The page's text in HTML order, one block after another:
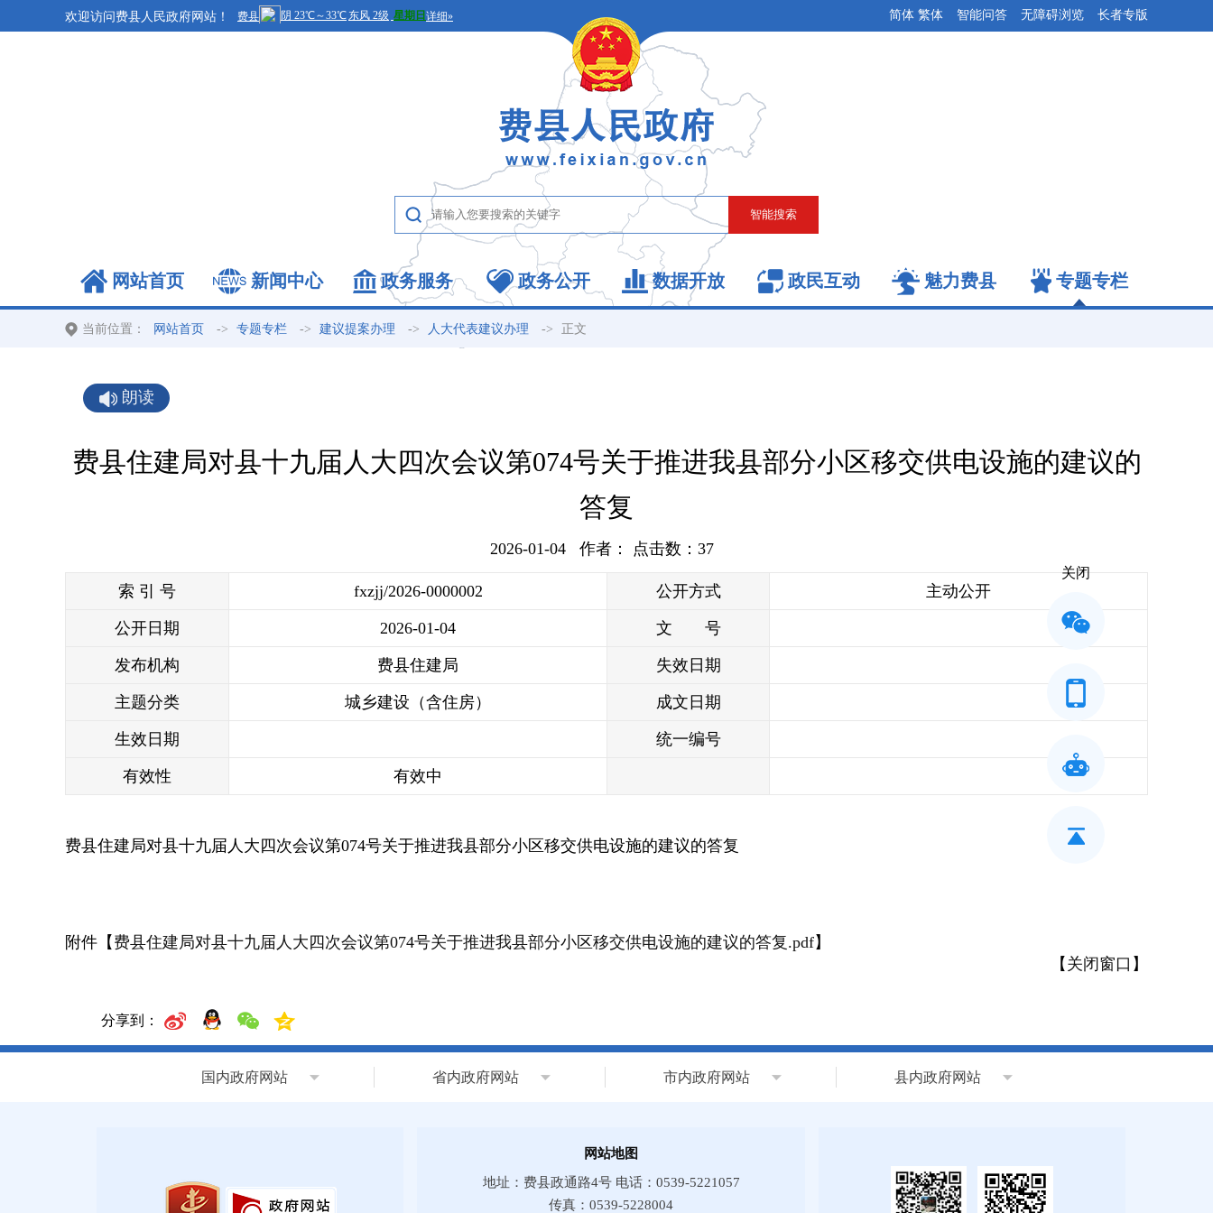
欢迎访问费县人民政府网站！ 智能问答 无障碍浏览 长者专版
简体 繁体
网站首页 新闻中心 政务服务 政务公开 数据开放 政民互动 魅力费县 专题专栏
当前位置： 网站首页 -> 专题专栏 -> 建议提案办理 -> 人大代表建议办理 -> 正文
朗读
费县住建局对县十九届人大四次会议第074号关于推进我县部分小区移交供电设施的建议的
答复
2026-01-04 作者： 点击数： 37
索 引 号 fxzjj/2026-0000002 公开方式 主动公开
公开日期 2026-01-04 文 号
发布机构 费县住建局 失效日期
主题分类 城乡建设（含住房） 成文日期
生效日期 统一编号
有效性 有效中
费县住建局对县十九届人大四次会议第074号关于推进我县部分小区移交供电设施的建议的答复
附件【 费县住建局对县十九届人大四次会议第074号关于推进我县部分小区移交供电设施的建议的答复.pdf】
【 关闭窗口 】
分享到：
国内政府网站 省内政府网站 市内政府网站 县内政府网站
网站地图
地址：费县政通路4号 电话：0539-5221057
传真：0539-5228004
关闭